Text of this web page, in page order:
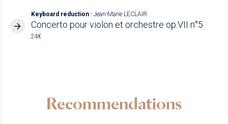
Keyboard reduction - Jean-Marie LECLAIR
Concerto pour violon et orchestre op.VII n°5
24€
Recommendations